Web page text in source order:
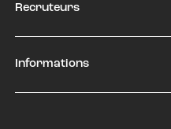
Recruteurs
Informations